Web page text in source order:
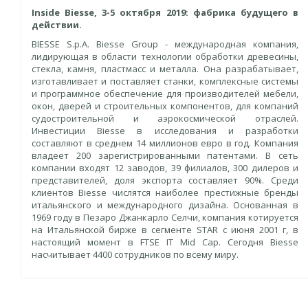
Inside Biesse, 3-5 октября 2019: фабрика будущего в
действии.
BIESSE S.p.A. Biesse Group - международная компания,
лидирующая в области технологии обработки древесины,
стекла, камня, пластмасс и металла. Она разрабатывает,
изготавливает и поставляет станки, комплексные системы
и программное обеспечение для производителей мебели,
окон, дверей и строительных компонентов, для компаний
судостроительной и аэрокосмической отраслей.
Инвестиции Biesse в исследования и разработки
составляют в среднем 14 миллионов евро в год. Компания
владеет 200 зарегистрированными патентами. В сеть
компании входят 12 заводов, 39 филиалов, 300 дилеров и
представителей, доля экспорта составляет 90%. Среди
клиентов Biesse числятся наиболее престижные бренды
итальянского и международного дизайна. Основанная в
1969 году в Пезаро Джанкарло Селчи, компания котируется
на Итальянской бирже в сегменте STAR с июня 2001 г, в
настоящий момент в FTSE IT Mid Cap. Сегодня Biesse
насчитывает 4400 сотрудников по всему миру.